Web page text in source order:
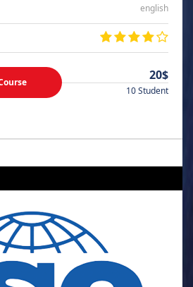
english
20$
10 Student